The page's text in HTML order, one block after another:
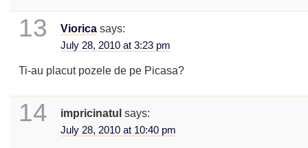
13 Viorica says:
July 28, 2010 at 3:23 pm
Ti-au placut pozele de pe Picasa?
14 impricinatul says:
July 28, 2010 at 10:40 pm